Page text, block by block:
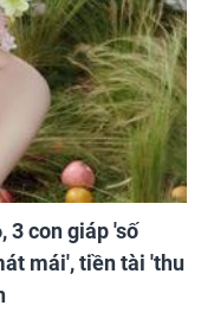
3 con giáp 'số
mái', tiền tài 'thu